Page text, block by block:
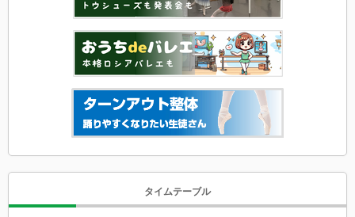
画
リ
ス
ト
（ソ
ロ
51
曲/PDD18
曲）
動
画
な
版
タイムテーブル